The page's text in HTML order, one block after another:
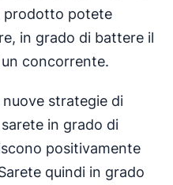
prodotto potete
in grado di battere il
concorrente.
strategie di
sarete in grado di
positivamente
quindi in grado